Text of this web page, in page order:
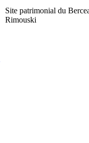
Site patrimonial du
Rimouski